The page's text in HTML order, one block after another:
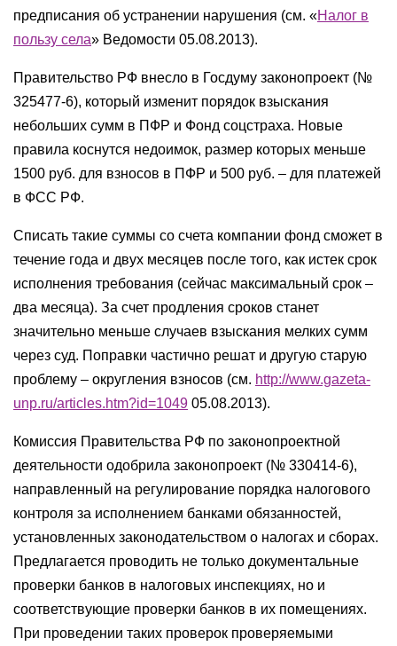
предписания об устранении нарушения (см. «Налог в
пользу села» Ведомости 05.08.2013).
Правительство РФ внесло в Госдуму законопроект (№
325477-6), который изменит порядок взыскания
небольших сумм в ПФР и Фонд соцстраха. Новые
правила коснутся недоимок, размер которых меньше
1500 руб. для взносов в ПФР и 500 руб. – для платежей
в ФСС РФ.
Списать такие суммы со счета компании фонд сможет в
течение года и двух месяцев после того, как истек срок
исполнения требования (сейчас максимальный срок –
два месяца). За счет продления сроков станет
значительно меньше случаев взыскания мелких сумм
через суд. Поправки частично решат и другую старую
проблему – округления взносов (см. http://www.gazeta-
unp.ru/articles.htm?id=1049 05.08.2013).
Комиссия Правительства РФ по законопроектной
деятельности одобрила законопроект (№ 330414-6),
направленный на регулирование порядка налогового
контроля за исполнением банками обязанностей,
установленных законодательством о налогах и сборах.
Предлагается проводить не только документальные
проверки банков в налоговых инспекциях, но и
соответствующие проверки банков в их помещениях.
При проведении таких проверок проверяемыми